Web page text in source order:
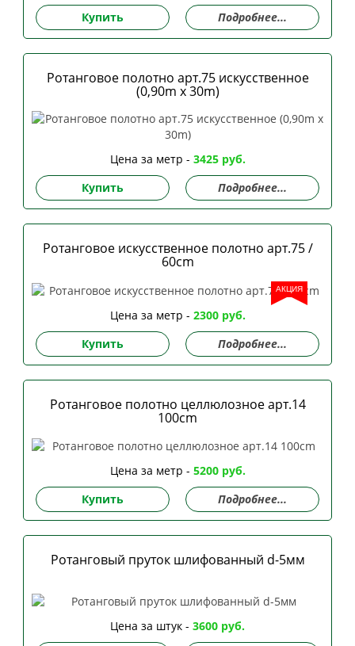
Купить
Подробнее...
Ротанговое полотно арт.75 искусственное
(0,90m x 30m)
Цена за метр - 3425 руб.
Купить
Подробнее...
Ротанговое искусственное полотно арт.75 /
60сm
АКЦИЯ
Цена за метр - 2300 руб.
Купить
Подробнее...
Ротанговое полотно целлюлозное арт.14
100сm
Цена за метр - 5200 руб.
Купить
Подробнее...
Ротанговый пруток шлифованный d-5мм
Цена за штук - 3600 руб.